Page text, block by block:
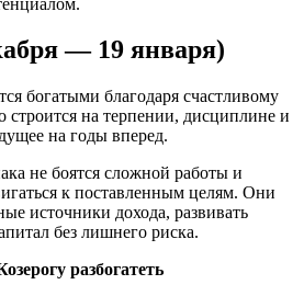
— 19 января)
богатыми благодаря счастливому
на терпении, дисциплине и
на годы вперед.
не боятся сложной работы и
к поставленным целям. Они
источники дохода, развивать
без лишнего риска.
разбогатеть